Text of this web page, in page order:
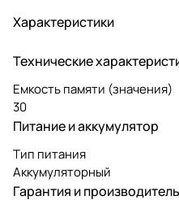
Характеристики
Технические
Емкость памяти (значения)
30
Питание и аккумулятор
Тип питания
Аккумуляторный
Гарантия и производитель